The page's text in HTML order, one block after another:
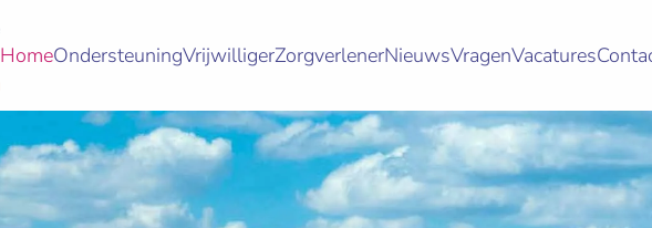
HomeOndersteuningVrijwilligerZorgverlenerNieuwsVragenVacatures